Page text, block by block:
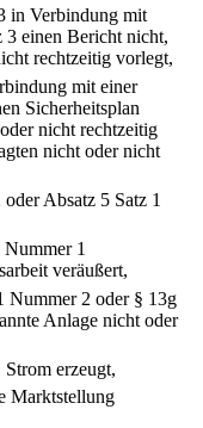
in Verbindung mit
3 einen Bericht nicht,
rechtzeitig vorlegt,
mit einer
Sicherheitsplan
nicht rechtzeitig
nicht oder nicht
Absatz 5 Satz 1
1
veräußert,
Nummer 2 oder § 13g
Anlage nicht oder
erzeugt,
Marktstellung